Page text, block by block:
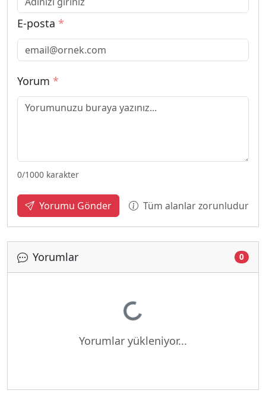
E-posta *
Yorum *
0/1000 karakter
Yorumu Gönder Tüm alanlar zorunludur
Yorumlar 0
Yükleniyor...
Yorumlar yükleniyor...